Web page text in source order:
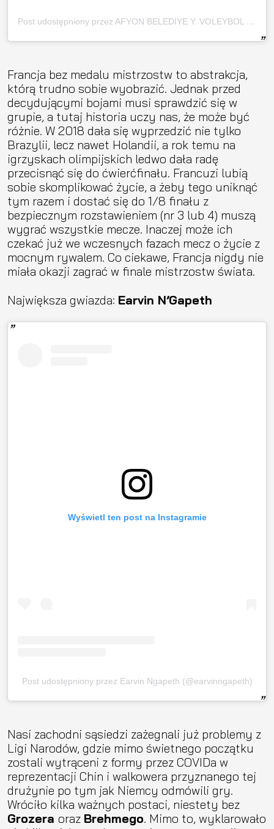
Post udostępniony przez AFYON BELEDİYE Y. VOLEYBOL 🏐 (@afyonbldyuntasvoleybol)
Francja bez medalu mistrzostw to abstrakcja,
którą trudno sobie wyobrazić. Jednak przed
decydującymi bojami musi sprawdzić się w
grupie, a tutaj historia uczy nas, że może być
różnie. W 2018 dała się wyprzedzić nie tylko
Brazylii, lecz nawet Holandii, a rok temu na
igrzyskach olimpijskich ledwo dała radę
przecisnąć się do ćwierćfinału. Francuzi lubią
sobie skomplikować życie, a żeby tego uniknąć
tym razem i dostać się do 1/8 finału z
bezpiecznym rozstawieniem (nr 3 lub 4) muszą
wygrać wszystkie mecze. Inaczej może ich
czekać już we wczesnych fazach mecz o życie z
mocnym rywalem. Co ciekawe, Francja nigdy nie
miała okazji zagrać w finale mistrzostw świata.
Największa gwiazda: Earvin N’Gapeth
Wyświetl ten post na Instagramie
Post udostępniony przez Earvin Ngapeth (@earvinngapeth)
Nasi zachodni sąsiedzi zażegnali już problemy z
Ligi Narodów, gdzie mimo świetnego początku
zostali wytrąceni z formy przez COVIDa w
reprezentacji Chin i walkowera przyznanego tej
drużynie po tym jak Niemcy odmówili gry.
Wróciło kilka ważnych postaci, niestety bez
Grozera oraz Brehmego. Mimo to, wyklarowało